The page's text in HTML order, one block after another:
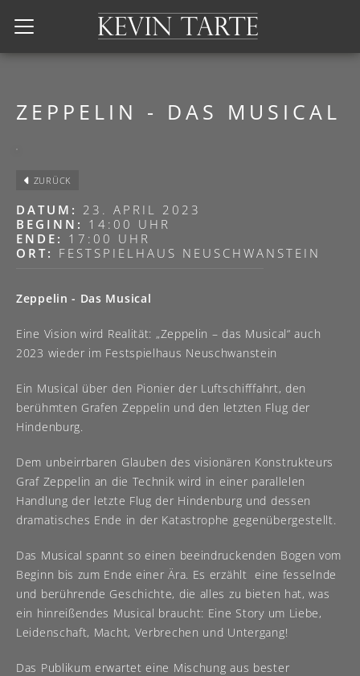
Kevin Tarte
ZEPPELIN - DAS MUSICAL
ZURÜCK
DATUM: 23. APRIL 2023
BEGINN: 14:00 UHR
ENDE: 17:00 UHR
ORT: FESTSPIELHAUS NEUSCHWANSTEIN
Zeppelin - Das Musical
Eine Vision wird Realität: „Zeppelin – das Musical“ auch
2023 wieder im Festspielhaus Neuschwanstein
Ein Musical über den Pionier der Luftschifffahrt, den
berühmten Grafen Zeppelin und den letzten Flug der
Hindenburg.
Dem unbeirrbaren Glauben des visionären Konstrukteurs
Graf Zeppelin an die Technik wird in einer parallelen
Handlung der letzte Flug der Hindenburg und dessen
dramatisches Ende in der Katastrophe gegenübergestellt.
Das Musical spannt so einen beeindruckenden Bogen vom
Beginn bis zum Ende einer Ära. Es erzählt eine fesselnde
und berührende Geschichte, die alles zu bieten hat, was
ein hinreißendes Musical braucht: Eine Story um Liebe,
Leidenschaft, Macht, Verbrechen und Untergang!
Das Publikum erwartet eine Mischung aus bester